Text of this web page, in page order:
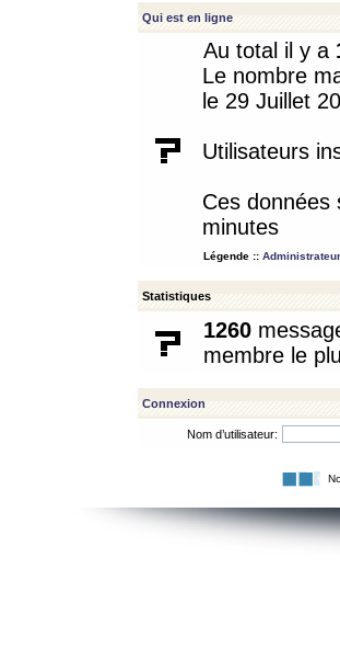
Qui est en ligne
Au total il y a
Le nombre
le 29 Juillet
Utilisateurs
Ces données
minutes
Légende ::
Statistiques
1260
membre le
Connexion
Nom d’utilisateur: